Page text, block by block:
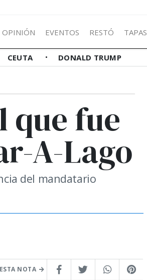
OPINIÓN EVENTOS RESTÓ TAPAS
CEUTA DONALD TRUMP
que fue
A-Lago
del mandatario
NOTA